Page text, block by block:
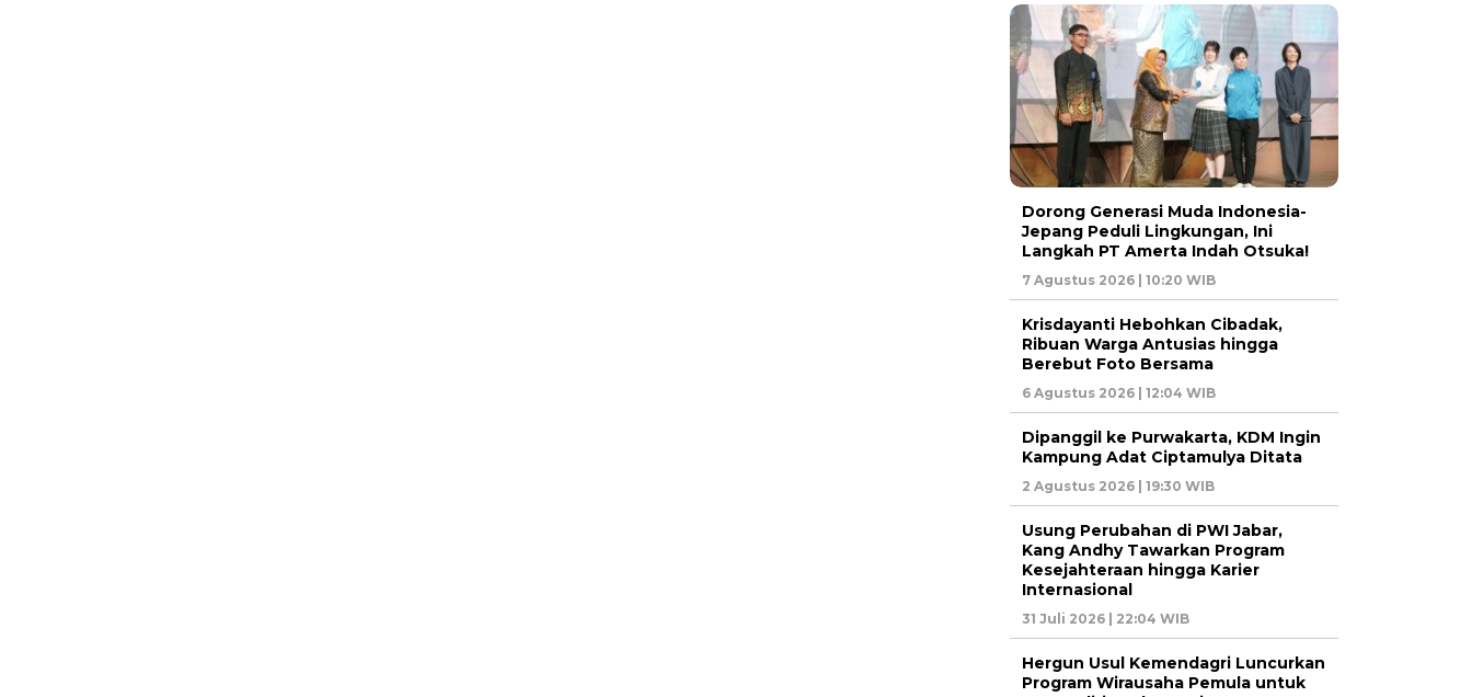
Dorong Generasi Muda Indonesia-
Jepang Peduli Lingkungan, Ini
Langkah PT Amerta Indah Otsuka!
7 Agustus 2026 | 10:20 WIB
Krisdayanti Hebohkan Cibadak,
Ribuan Warga Antusias hingga
Berebut Foto Bersama
6 Agustus 2026 | 12:04 WIB
Dipanggil ke Purwakarta, KDM Ingin
Kampung Adat Ciptamulya Ditata
2 Agustus 2026 | 19:30 WIB
Usung Perubahan di PWI Jabar,
Kang Andhy Tawarkan Program
Kesejahteraan hingga Karier
Internasional
31 Juli 2026 | 22:04 WIB
Hergun Usul Kemendagri Luncurkan
Program Wirausaha Pemula untuk